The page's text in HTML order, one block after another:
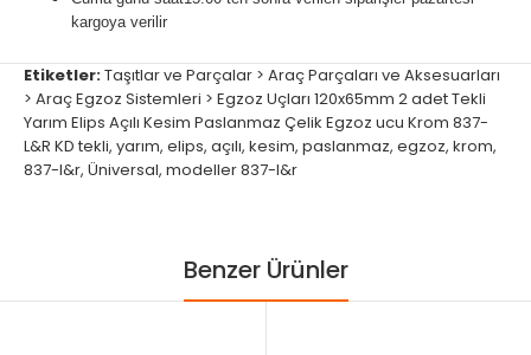
kargoya verilir
Etiketler:Taşıtlar ve Parçalar > Araç Parçaları ve Aksesuarları
> Araç Egzoz Sistemleri > Egzoz Uçları 120x65mm 2 adet Tekli
Yarım Elips Açılı Kesim Paslanmaz Çelik Egzoz ucu Krom 837-
L&R KD tekli, yarım, elips, açılı, kesim, paslanmaz, egzoz, krom,
837-l&r, Üniversal, modeller 837-l&r
Benzer Ürünler